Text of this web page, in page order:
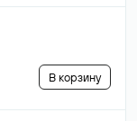
В корзину